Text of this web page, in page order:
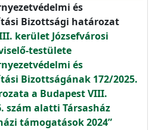
és
Bizottsági határozat
kerület Józsefvárosi
testülete
és
Bizottságának 172/2025.
a Budapest VIII.
szám alatti Társasház
támogatások 2024”